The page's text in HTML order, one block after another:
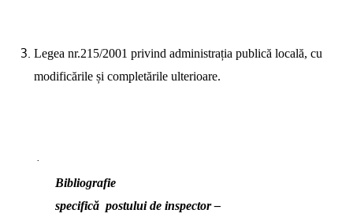
Legea nr.215/2001 privind administrația publică locală, cu
modificările și completările ulterioare.
·
Bibliografie
specifică postului de inspector –